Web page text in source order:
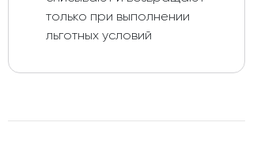
только при выполнении
льготных условий